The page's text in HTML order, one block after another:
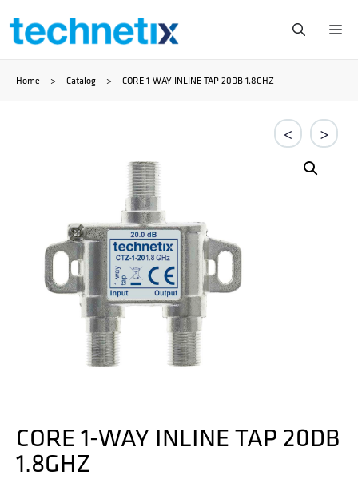
Zum
springen
Home > Catalog > CORE 1-WAY INLINE TAP 20DB 1.8GHZ
< >
CORE 1-WAY INLINE TAP 20DB
1.8GHZ